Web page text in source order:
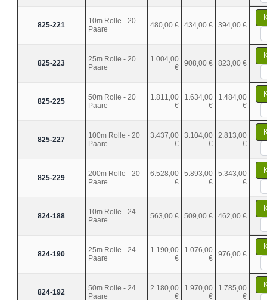
825-221
10m Rolle - 20
Paare
480,00 € 434,00 € 394,00 €
825-223
25m Rolle - 20
Paare
1.004,00
€
908,00 € 823,00 €
825-225
50m Rolle - 20
Paare
1.811,00
€
1.634,00
€
1.484,00
€
825-227
100m Rolle - 20
Paare
3.437,00
€
3.104,00
€
2.813,00
€
825-229
200m Rolle - 20
Paare
6.528,00
€
5.893,00
€
5.343,00
€
824-188
10m Rolle - 24
Paare
563,00 € 509,00 € 462,00 €
824-190
25m Rolle - 24
Paare
1.190,00
€
1.076,00
€
976,00 €
824-192
50m Rolle - 24
Paare
2.180,00
€
1.970,00
€
1.785,00
€